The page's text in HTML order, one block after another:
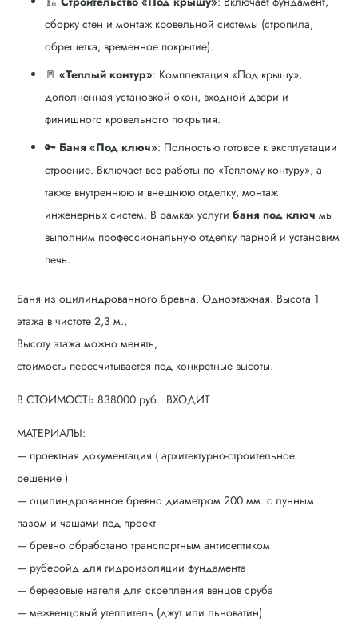
сборку стен и монтаж кровельной системы (стропила,
обрешетка, временное покрытие).
🚪 «Теплый контур»: Комплектация «Под крышу»,
дополненная установкой окон, входной двери и
финишного кровельного покрытия.
🔑 Баня «Под ключ»: Полностью готовое к эксплуатации
строение. Включает все работы по «Теплому контуру», а
также внутреннюю и внешнюю отделку, монтаж
инженерных систем. В рамках услуги баня под ключ мы
выполним профессиональную отделку парной и установим
печь.
Баня из оцилиндрованного бревна. Одноэтажная. Высота 1
этажа в чистоте 2,3 м.,
Высоту этажа можно менять,
стоимость пересчитывается под конкретные высоты.
В СТОИМОСТЬ 838000 руб. ВХОДИТ
МАТЕРИАЛЫ:
— проектная документация ( архитектурно-строительное
решение )
— оцилиндрованное бревно диаметром 200 мм. с лунным
пазом и чашами под проект
— бревно обработано транспортным антисептиком
— руберойд для гидроизоляции фундамента
— березовые нагеля для скрепления венцов сруба
— межвенцовый утеплитель (джут или льноватин)